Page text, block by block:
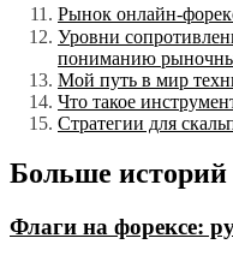
Рынок онлайн-
Уровни
пониманию
Мой путь в мир
Что такое
Стратегии для
Больше историй
Флаги на форексе: